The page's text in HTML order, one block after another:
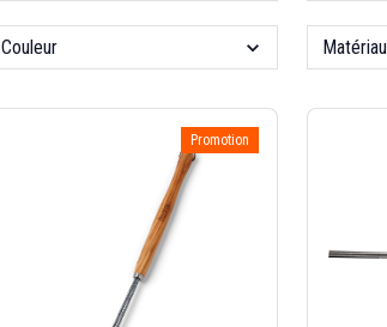
Couleur Matériau
Promotion